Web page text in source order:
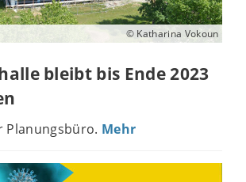
© Katharina Vokoun
bleibt bis Ende 2023
Planungsbüro. Mehr